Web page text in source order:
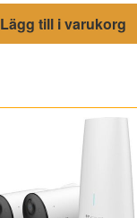
Lägg till i varukorg